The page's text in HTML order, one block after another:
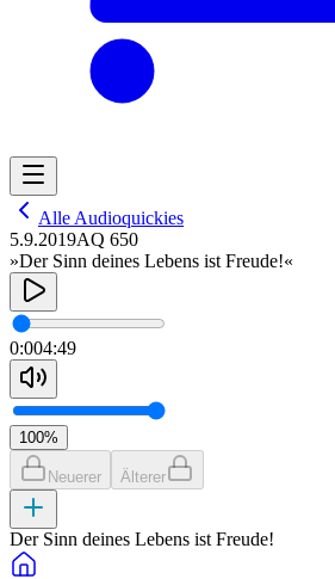
Alle Audioquickies
5.9.2019AQ 650
»Der Sinn deines Lebens ist Freude!«
0:004:49
100%
Neuerer Älterer
Der Sinn deines Lebens ist Freude!